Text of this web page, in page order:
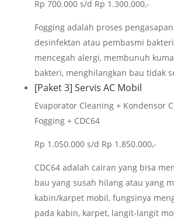
Rp 700.000 s/d Rp 1.300.000,-
Fogging adalah proses
desinfektan atau pembasmi
mencegah alergi, membunuh
bakteri, menghilangkan bau tidak
[Paket 3] Servis AC Mobil
Evaporator Cleaning + Kondensor
Fogging + CDC64
Rp 1.050.000 s/d Rp 1.850.000,-
CDC64 adalah cairan yang bisa
bau yang susah hilang atau yang
kabin/karpet mobil, fungsinya
pada kabin, karpet, langit-langit